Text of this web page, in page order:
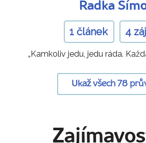
Radka
1 článek 4
„Kamkoliv jedu, jedu ráda.
Ukaž všech 78